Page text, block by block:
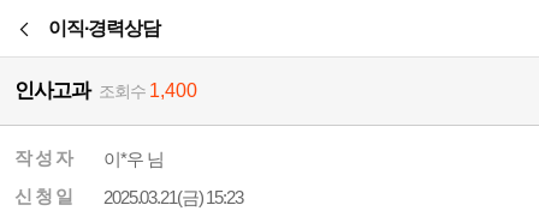
이직·경력상담
인사고과 조회수 1,400
작 성 자
이*우 님
신 청 일
2025.03.21(금) 15:23